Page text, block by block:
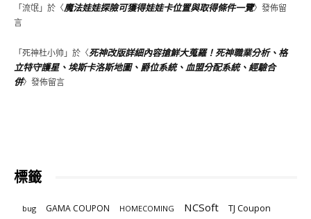
「流氓」於〈魔法娃娃探險可獲得娃娃卡位置與取得條件一覽〉發佈留
言
「死神杜小帅 」於〈死神改版詳細內容搶鮮大蒐羅！死神職業分析、格
立特守護星、埃斯卡洛斯地圖、爵位系統、血盟分配系統、經驗合
併〉發佈留言
標籤
bug GAMA COUPON HOMECOMING NCSoft
TJ Coupon